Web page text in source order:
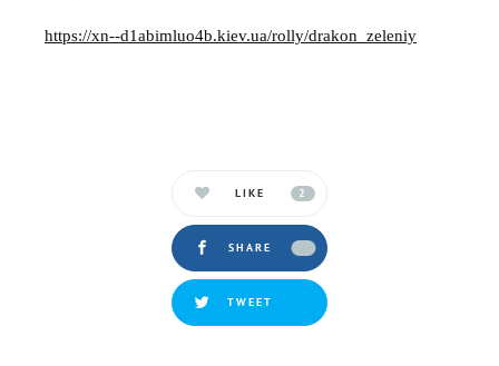
https://xn--d1abimluo4b.kiev.ua/rolly/drakon_zeleniy
LIKE 2
SHARE
TWEET